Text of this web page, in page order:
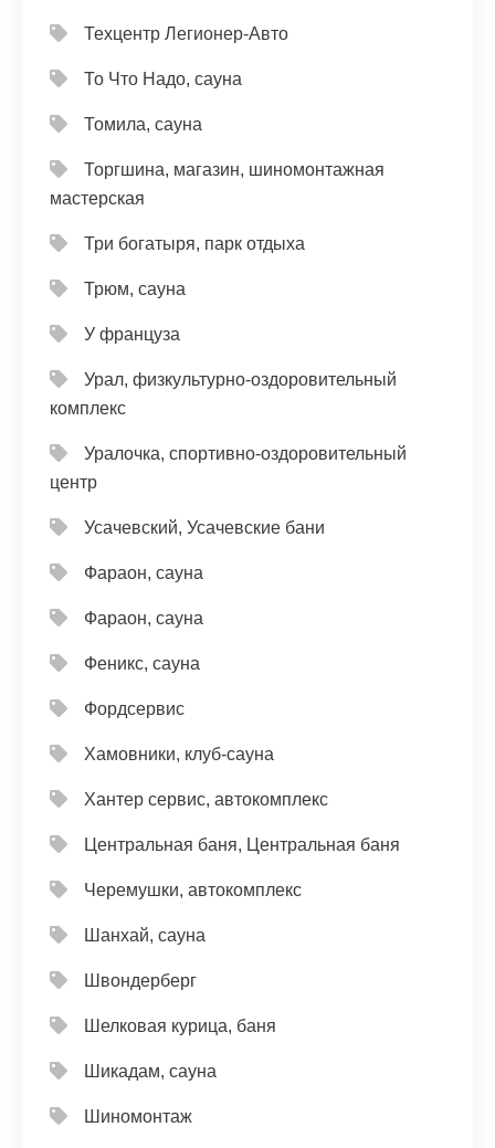
Техцентр Легионер-Авто
То Что Надо, сауна
Томила, сауна
Торгшина, магазин, шиномонтажная
мастерская
Три богатыря, парк отдыха
Трюм, сауна
У француза
Урал, физкультурно-оздоровительный
комплекс
Уралочка, спортивно-оздоровительный
центр
Усачевский, Усачевские бани
Фараон, сауна
Фараон, сауна
Феникс, сауна
Фордсервис
Хамовники, клуб-сауна
Хантер сервис, автокомплекс
Центральная баня, Центральная баня
Черемушки, автокомплекс
Шанхай, сауна
Швондерберг
Шелковая курица, баня
Шикадам, сауна
Шиномонтаж